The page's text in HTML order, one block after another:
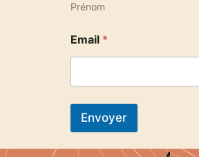
Prénom
Email *
Envoyer